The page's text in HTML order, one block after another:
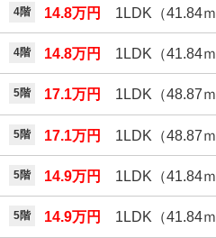
4階 14.8万円 1LDK（41.84ｍ
4階 14.8万円 1LDK（41.84ｍ
5階 17.1万円 1LDK（48.87ｍ
5階 17.1万円 1LDK（48.87ｍ
5階 14.9万円 1LDK（41.84ｍ
5階 14.9万円 1LDK（41.84ｍ